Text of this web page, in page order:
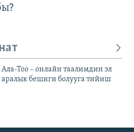
Ала-Тоо – онлайн таалимдин эл
аралык бешиги болууга тийиш